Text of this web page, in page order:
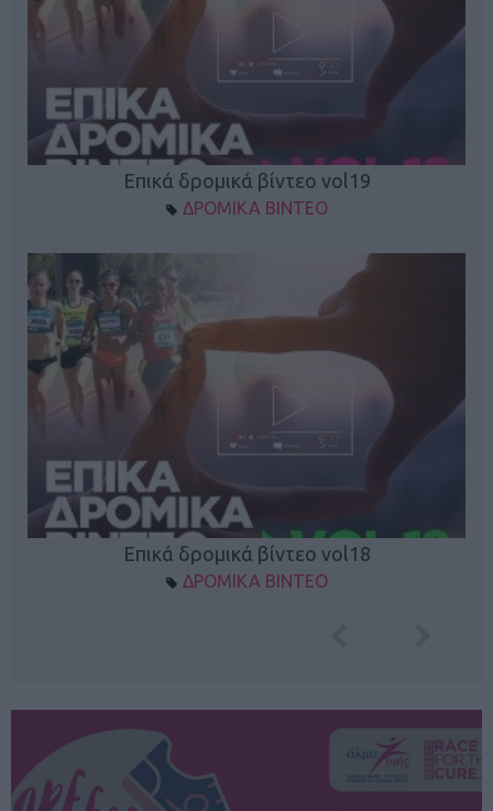
Επικά δρομικά βίντεο vol19
ΔΡΟΜΙΚΑ ΒΙΝΤΕΟ
Επικά δρομικά βίντεο vol18
ΔΡΟΜΙΚΑ ΒΙΝΤΕΟ